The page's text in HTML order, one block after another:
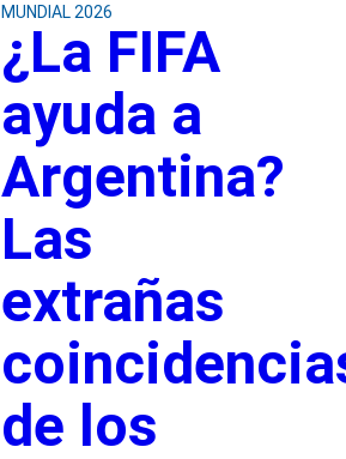
MUNDIAL 2026
¿La FIFA
ayuda a
Argentina?
Las
extrañas
de los